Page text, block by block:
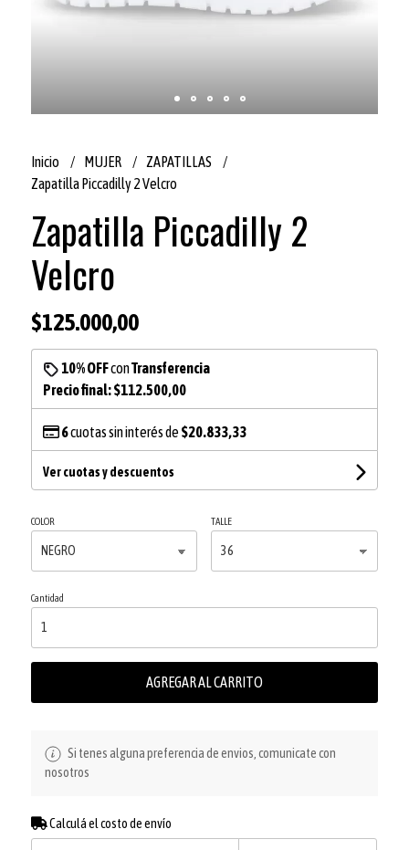
Inicio MUJER
ZAPATILLAS
Zapatilla Piccadilly 2 Velcro
Zapatilla Piccadilly 2
Velcro
$125.000,00
10% OFFconTransferencia
Precio final:$112.500,00
6cuotas sin interés de $20.833,33
Ver cuotas y descuentos
COLOR TALLE
Cantidad
AGREGAR AL CARRITO
Si tenes alguna preferencia de envios, comunicate con
nosotros
Calculá el costo de envío